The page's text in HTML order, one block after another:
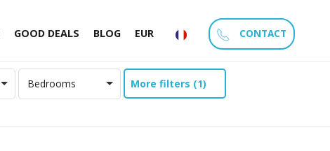
GOOD DEALS BLOG EUR CONTACT
Bedrooms More filters (1)